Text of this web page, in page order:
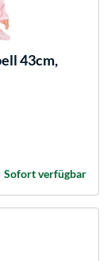
43cm,
Sofort verfügbar